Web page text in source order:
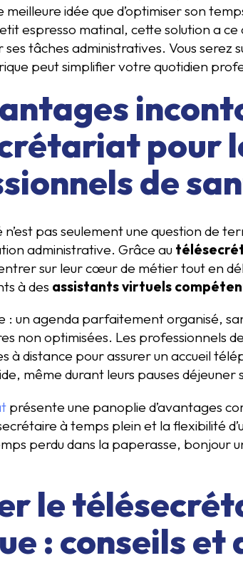
meilleure idée que d’optimiser son
espresso matinal, cette solution a
tâches administratives. Vous serez
peut simplifier votre quotidien
pour
de
n’est pas seulement une question de
administrative. Grâce au
sur leur cœur de métier tout en
à des assistants virtuels
: un agenda parfaitement organisé,
non optimisées. Les professionnels
à distance pour assurer un accueil
même durant leurs pauses déjeuner
présente une panoplie d’avantages
secrétaire à temps plein et la flexibilité
perdu dans la paperasse, bonjour
le
: conseils et